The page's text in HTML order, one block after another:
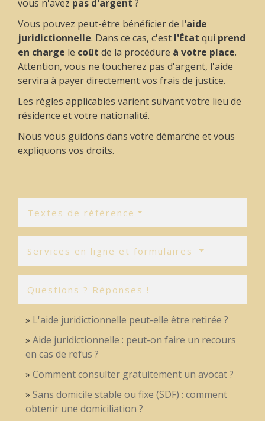
vous n'avez pas d'argent ?
Vous pouvez peut-être bénéficier de l'aide
juridictionnelle. Dans ce cas, c'est l'État qui prend
en charge le coût de la procédure à votre place.
Attention, vous ne toucherez pas d'argent, l'aide
servira à payer directement vos frais de justice.
Les règles applicables varient suivant votre lieu de
résidence et votre nationalité.
Nous vous guidons dans votre démarche et vous
expliquons vos droits.
Textes de référence
Services en ligne et formulaires
Questions ? Réponses !
L'aide juridictionnelle peut-elle être retirée ?
Aide juridictionnelle : peut-on faire un recours
en cas de refus ?
Comment consulter gratuitement un avocat ?
Sans domicile stable ou fixe (SDF) : comment
obtenir une domiciliation ?